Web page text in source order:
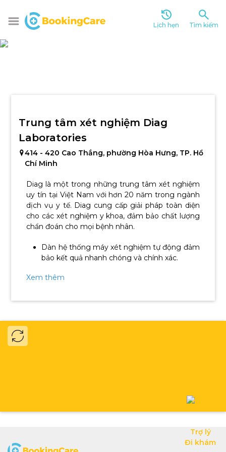
Lịch hẹn Tìm kiếm
Trung tâm xét nghiệm Diag
Laboratories
414 - 420 Cao Thắng, phường Hòa Hưng, TP. Hồ
Chí Minh
Diag là một trong những trung tâm xét nghiệm
uy tín tại Việt Nam với hơn 20 năm trong ngành
dịch vụ y tế. Diag cung cấp giải pháp toàn diện
cho các xét nghiệm y khoa, đảm bảo chất lượng
chẩn đoán cho mọi bệnh nhân.
Dàn hệ thống máy xét nghiệm tự động đảm
bảo kết quả nhanh chóng và chính xác.
Sử dụng kỹ thuật lấy máu chân không -
theo từng nhu cầu thăm khám, kiểm tra sức
Các kết quả trong phòng thí nghiệm được
quản lý thông qua hệ thống nội kiểm (IQC)
và ngoại kiểm (EQC) giúp quá trình xét
Trung tâm xét nghiệm Diag Laboratories được
Xem thêm
Trợ lý
Đi khám